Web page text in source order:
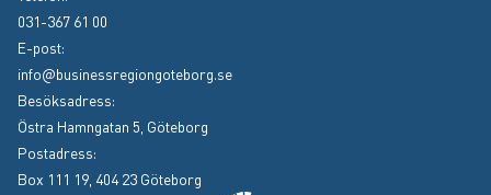
031-367 61 00
E-post:
info@businessregiongoteborg.se
Besöksadress:
Östra Hamngatan 5, Göteborg
Postadress:
Box 111 19, 404 23 Göteborg